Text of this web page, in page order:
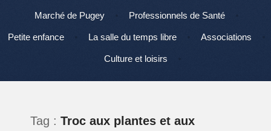
Marché de Pugey Professionnels de Santé
Petite enfance La salle du temps libre Associations
Culture et loisirs
Tag : Troc aux plantes et aux